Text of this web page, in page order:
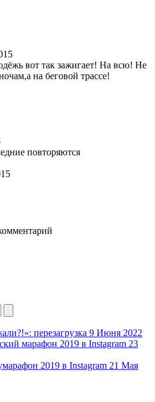
вот так зажигает! На всю! Не
на беговой трассе!
повторяются
перезагрузка 9 Июня 2022
марафон 2019 в Instagram 23
2019 в Instagram 21 Мая